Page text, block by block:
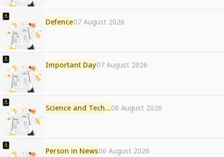
Defence07 August 2026
Important Day07 August 2026
Science and Technology06 August 2026
Person in News06 August 2026